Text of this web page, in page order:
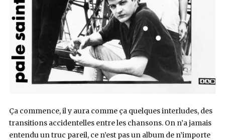
Ça commence, il y aura comme ça quelques interludes, des
transitions accidentelles entre les chansons. On n’a jamais
entendu un truc pareil, ce n’est pas un album de n’importe